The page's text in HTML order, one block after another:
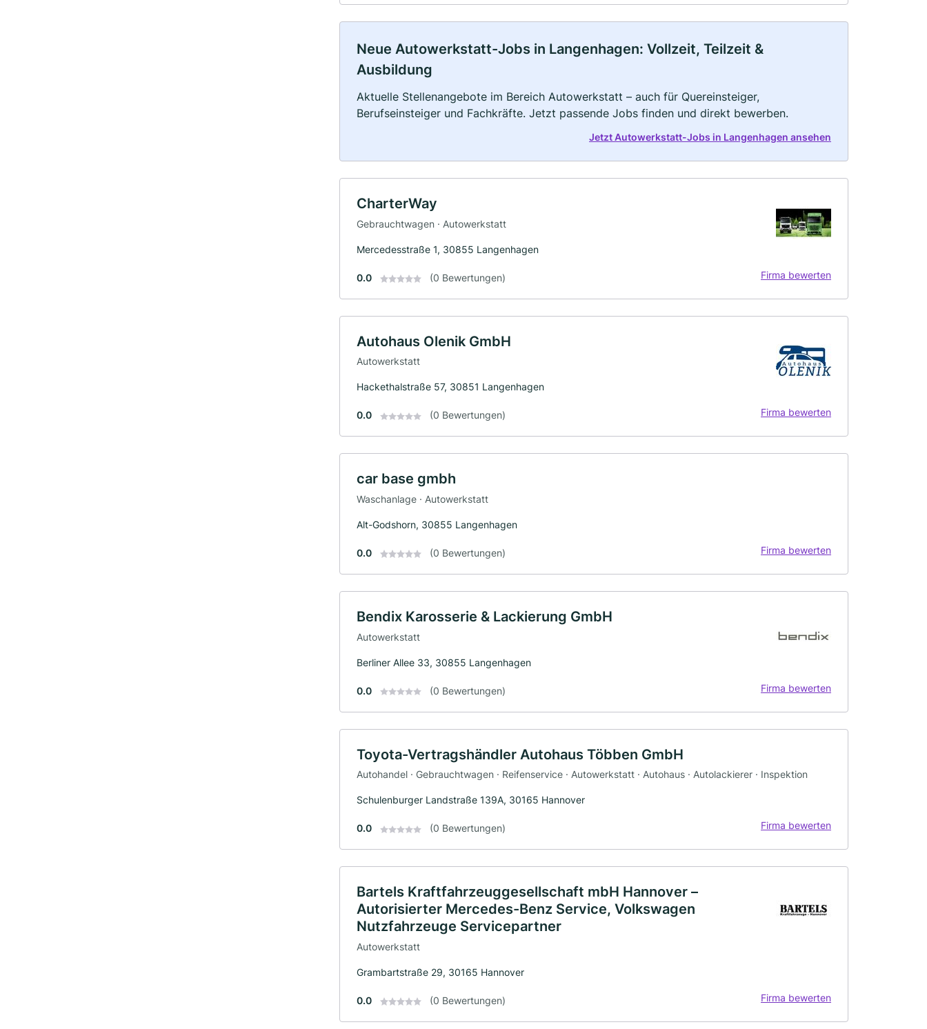
Neue Autowerkstatt-Jobs in Langenhagen: Vollzeit, Teilzeit &
Ausbildung
Aktuelle Stellenangebote im Bereich Autowerkstatt – auch für Quereinsteiger,
Berufseinsteiger und Fachkräfte. Jetzt passende Jobs finden und direkt bewerben.
Jetzt Autowerkstatt-Jobs in Langenhagen ansehen
CharterWay
Gebrauchtwagen · Autowerkstatt
Mercedesstraße 1, 30855 Langenhagen
0.0 (0 Bewertungen) Firma bewerten
Autohaus Olenik GmbH
Autowerkstatt
Hackethalstraße 57, 30851 Langenhagen
0.0 (0 Bewertungen) Firma bewerten
car base gmbh
Waschanlage · Autowerkstatt
Alt-Godshorn, 30855 Langenhagen
0.0 (0 Bewertungen) Firma bewerten
Bendix Karosserie & Lackierung GmbH
Autowerkstatt
Berliner Allee 33, 30855 Langenhagen
0.0 (0 Bewertungen) Firma bewerten
Toyota-Vertragshändler Autohaus Többen GmbH
Autohandel · Gebrauchtwagen · Reifenservice · Autowerkstatt · Autohaus · Autolackierer · Inspektion
Schulenburger Landstraße 139A, 30165 Hannover
0.0 (0 Bewertungen) Firma bewerten
Bartels Kraftfahrzeuggesellschaft mbH Hannover –
Autorisierter Mercedes-Benz Service, Volkswagen
Nutzfahrzeuge Servicepartner
Autowerkstatt
Grambartstraße 29, 30165 Hannover
0.0 (0 Bewertungen) Firma bewerten